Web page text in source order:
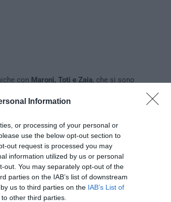
Information
or processing of your personal or
use the below opt-out section to
out request is processed you may
information utilized by us or personal
out. You may separately opt-out of the
parties on the IAB’s list of downstream
us to third parties on the IAB’s List of
other third parties.
con Maroni, Toti e Zaia, che si sono